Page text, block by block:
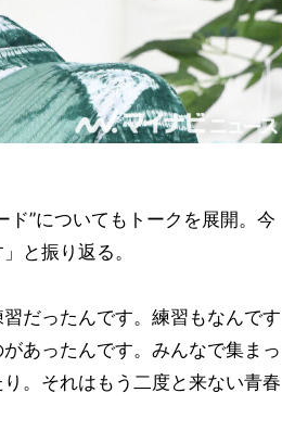
”についてもトークを展開。今
と振り返る。
だったんです。練習もなんです
あったんです。みんなで集まっ
。それはもう二度と来ない青春